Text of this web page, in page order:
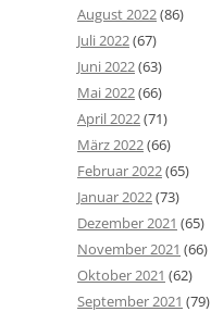
August 2022(86)
Juli 2022(67)
Juni 2022(63)
Mai 2022(66)
April 2022(71)
März 2022(66)
Februar 2022(65)
Januar 2022(73)
Dezember 2021 (65)
November 2021 (66)
Oktober 2021 (62)
September 2021 (79)